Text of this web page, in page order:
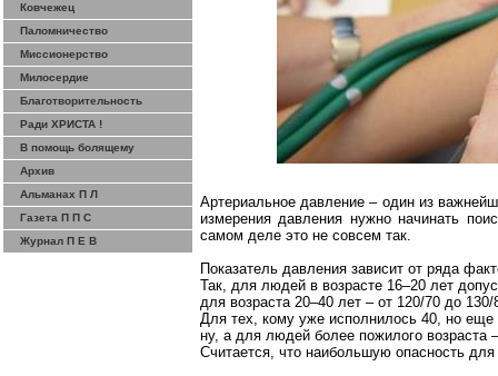
Ковчежец
Паломничество
Миссионерство
Милосердие
Благотворительность
Ради ХРИСТА !
В помощь болящему
Архив
Альманах П Л
Газета П П С
Журнал П Е В
Артериальное давление – один из
измерения давления нужно начинать
самом деле это не совсем так.
Показатель давления зависит от ряда
Так, для людей в возрасте 16–20 лет
для возраста 20–40 лет – от 120/70 до 130/
Для тех, кому уже исполнилось 40, но
ну, а для людей более пожилого возраста
Считается, что наибольшую опасность